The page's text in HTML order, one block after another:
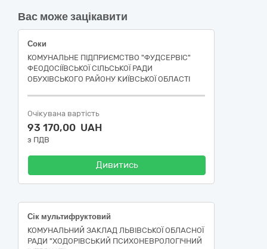
Вас може зацікавити
Соки
КОМУНАЛЬНЕ ПІДПРИЄМСТВО "ФУДСЕРВІС"
ФЕОДОСІЇВСЬКОЇ СІЛЬСЬКОЇ РАДИ
ОБУХІВСЬКОГО РАЙОНУ КИЇВСЬКОЇ ОБЛАСТІ
Очікувана вартість
93 170,00 UAH
з ПДВ
Дивитись
Сік мультифруктовий
КОМУНАЛЬНИЙ ЗАКЛАД ЛЬВІВСЬКОЇ ОБЛАСНОЇ
РАДИ "ХОДОРІВСЬКИЙ ПСИХОНЕВРОЛОГІЧНИЙ